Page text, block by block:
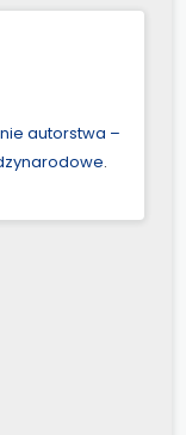
autorstwa –
.